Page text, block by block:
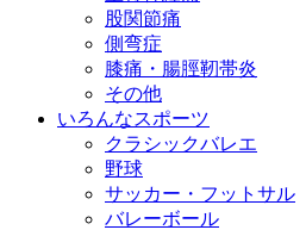
股関節痛
側弯症
膝痛・腸脛靭帯炎
その他
いろんなスポーツ
クラシックバレエ
野球
サッカー・フットサル
バレーボール